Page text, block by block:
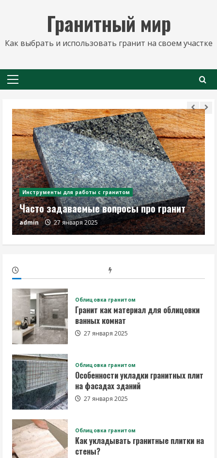
содержимомуГранитный мир
Как выбрать и использовать гранит на своем участке
Основное
Инструменты для работы с гранитом
Как выбрать шлифовальный инструмент
для обработки гранита?
admin 27 января 2025
Облицовка гранитом
Гранит как материал для облицовки
ванных комнат
27 января 2025
Облицовка гранитом
Особенности укладки гранитных плит
на фасадах зданий
27 января 2025
Облицовка гранитом
Как укладывать гранитные плитки на
стены?